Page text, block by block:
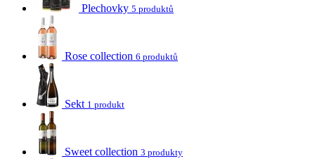
Plechovky 5 produktů
Rose collection 6 produktů
Sekt 1 produkt
Sweet collection 3 produkty